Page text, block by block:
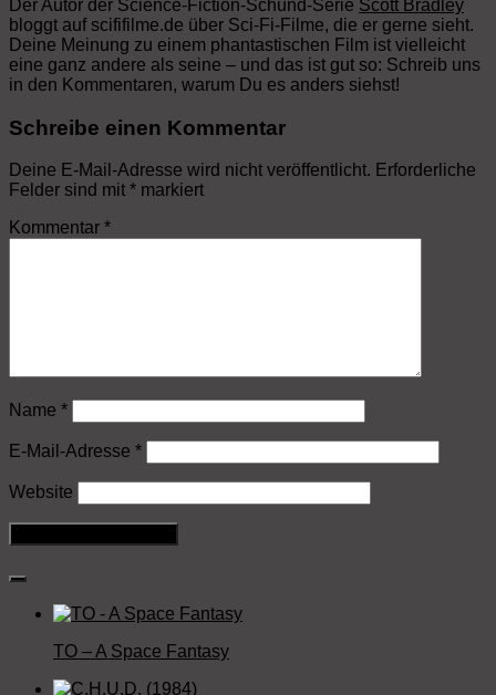
Der Autor der Science-Fiction-Schund-Serie Scott Bradley
bloggt auf scififilme.de über Sci-Fi-Filme, die er gerne sieht.
Deine Meinung zu einem phantastischen Film ist vielleicht
eine ganz andere als seine – und das ist gut so: Schreib uns
in den Kommentaren, warum Du es anders siehst!
Schreibe einen Kommentar
Deine E-Mail-Adresse wird nicht veröffentlicht. Erforderliche
Felder sind mit * markiert
Kommentar *
Name *
E-Mail-Adresse *
Website
TO – A Space Fantasy